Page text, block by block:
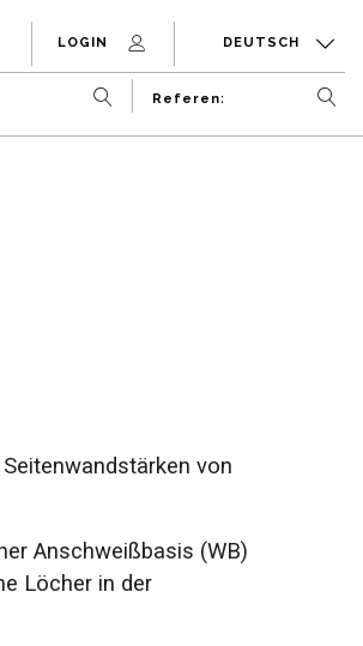
LOGIN DEUTSCH
von
Anschweißbasis (WB)
Löcher in der